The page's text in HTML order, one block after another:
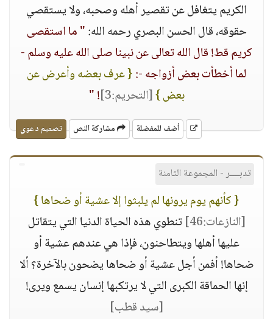
الكريم يتغافل عن تقصير أهله وصحبه، ولا يستقصي
حقوقه، قال الحسن البصري رحمه الله:" ما استقصى
كريم قط! قال الله تعالى عن نبينا صلى الله عليه وسلم -
لما أخطأت بعض أزواجه -:{ عرف بعضه وأعرض عن
بعض }[التحريم:3] ! "
أضف للمفضلة مشاركة النص تصميم دعوي
تدبــــر - المجموعة الثامنة
{ كأنهم يوم يرونها لم يلبثوا إلا عشية أو ضحاها }
[النازعات:46]
تنطوي هذه الحياة الدنيا التي يتقاتل
عليها أهلها ويتطاحنون، فإذا هي عندهم عشية أو
ضحاها! أفمن أجل عشية أو ضحاها يضحون بالآخرة؟ ألا
إنها الحماقة الكبرى التي لا يرتكبها إنسان يسمع ويرى!
[سيد قطب]